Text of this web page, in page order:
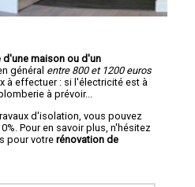
maison ou d'un
général entre 800 et 1200 euros
à effectuer : si l'électricité est à
à prévoir...
d'isolation, vous pouvez
Pour en savoir plus, n'hésitez
pour votre rénovation de